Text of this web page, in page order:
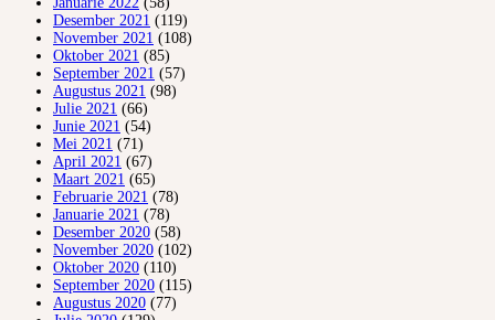
Desember 2021 (119)
November 2021 (108)
Oktober 2021 (85)
September 2021 (57)
Augustus 2021 (98)
Julie 2021 (66)
Junie 2021 (54)
Mei 2021 (71)
April 2021 (67)
Maart 2021 (65)
Februarie 2021 (78)
Januarie 2021 (78)
Desember 2020 (58)
November 2020 (102)
Oktober 2020 (110)
September 2020 (115)
Augustus 2020 (77)